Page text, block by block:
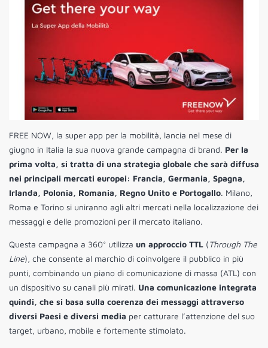
FREE NOW, la super app per la mobilità, lancia nel mese di
giugno in Italia la sua nuova grande campagna di brand. Per la
prima volta, si tratta di una strategia globale che sarà diffusa
nei principali mercati europei: Francia, Germania, Spagna,
Irlanda, Polonia, Romania, Regno Unito e Portogallo. Milano,
Roma e Torino si uniranno agli altri mercati nella localizzazione dei
messaggi e delle promozioni per il mercato italiano.
Questa campagna a 360° utilizza un approccio TTL (Through The
Line), che consente al marchio di coinvolgere il pubblico in più
punti, combinando un piano di comunicazione di massa (ATL) con
un dispositivo su canali più mirati. Una comunicazione integrata
quindi, che si basa sulla coerenza dei messaggi attraverso
diversi Paesi e diversi media per catturare l’attenzione del suo
target, urbano, mobile e fortemente stimolato.